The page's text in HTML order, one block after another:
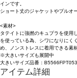
インです。
ショート丈のジャケットやプルオ
<素材>
タテイトに強撚のキュプラを使用
を使っている為、シワになりにく
め、ノンストレスに着用できる素
※大きいサイズも展開中
大きいサイズ品番：B5566FPT053
アイテム詳細